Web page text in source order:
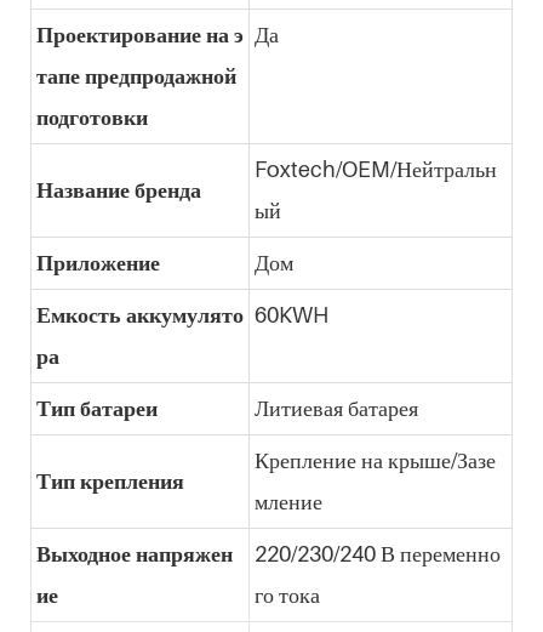
Проектирование на э
тапе предпродажной
подготовки
Да
Название бренда
Foxtech/OEM/Нейтральн
ый
Приложение Дом
Емкость аккумулято
ра
60KWH
Тип батареи Литиевая батарея
Тип крепления
Крепление на крыше/Зазе
мление
Выходное напряжен
ие
220/230/240 В переменно
го тока